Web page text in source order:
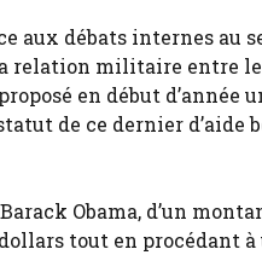
aux débats internes au
militaire entre
en début d’année
de ce dernier
Obama, d’un
tout en procédant à